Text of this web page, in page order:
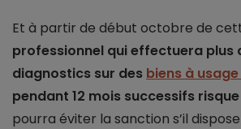
Et à partir de début octobre de
professionnel qui effectuera plus
diagnostics sur des biens à
pendant 12 mois successifs
pourra éviter la sanction s’il